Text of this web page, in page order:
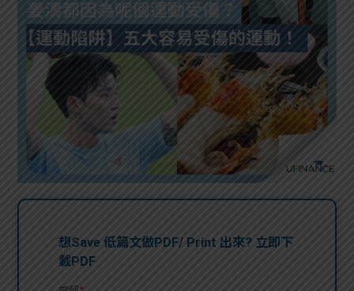
學生
故事
分享
大學
生學
工推
介
搵工
Gui
de
福利
uFina
nce
校園
贊助
聯絡
我們